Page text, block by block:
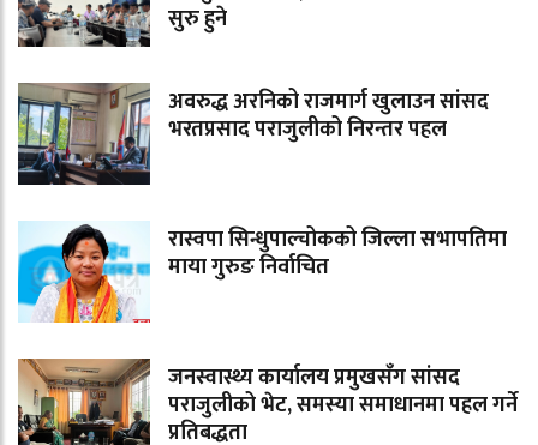
सुरु हुने
अवरुद्ध अरनिको राजमार्ग खुलाउन सांसद
भरतप्रसाद पराजुलीको निरन्तर पहल
रास्वपा सिन्धुपाल्चोकको जिल्ला सभापतिमा
माया गुरुङ निर्वाचित
जनस्वास्थ्य कार्यालय प्रमुखसँग सांसद
पराजुलीको भेट, समस्या समाधानमा पहल गर्ने
प्रतिबद्धता